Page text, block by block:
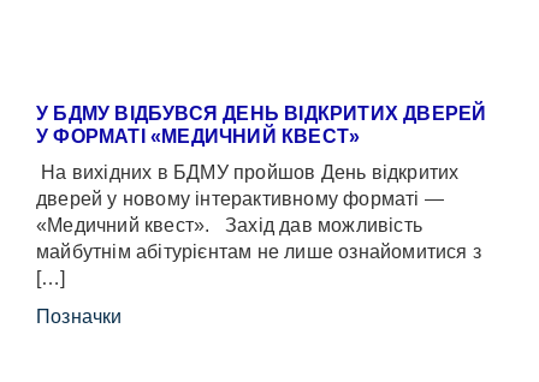
У БДМУ ВІДБУВСЯ ДЕНЬ ВІДКРИТИХ ДВЕРЕЙ
У ФОРМАТІ «МЕДИЧНИЙ КВЕСТ»
На вихідних в БДМУ пройшов День відкритих
дверей у новому інтерактивному форматі —
«Медичний квест». Захід дав можливість
майбутнім абітурієнтам не лише ознайомитися з
[…]
Позначки